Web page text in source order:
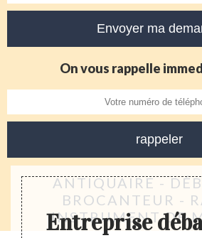
On vous rappelle
ANTIQUAIRE -
BROCANTEUR -
INSTRUMENT DE
Entreprise